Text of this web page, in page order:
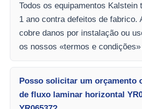
Todos os equipamentos Kalstein
1 ano contra defeitos de fabrico.
cobre danos por instalação ou
os nossos «termos e condições»
Posso solicitar um orçamento
de fluxo laminar horizontal